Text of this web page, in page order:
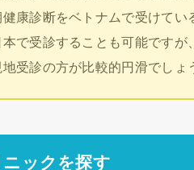
康診断をベトナムで受けてい
で受診することも可能ですが
受診の方が比較的円滑でしょ
ックを探す